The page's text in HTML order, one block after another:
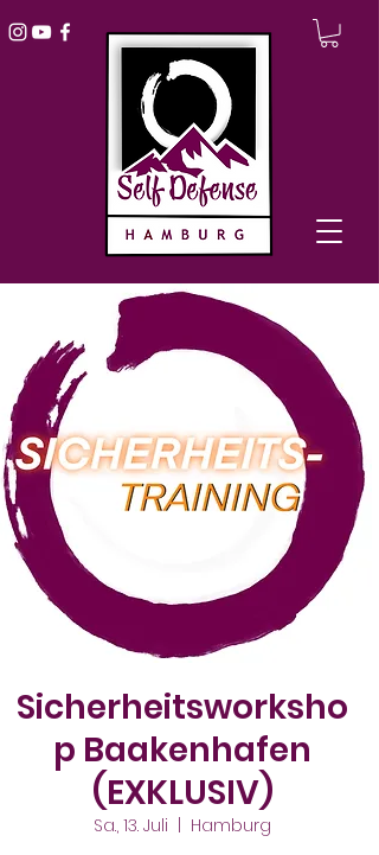
Sicherheitsworksho
p Baakenhafen
(EXKLUSIV)
Sa., 13. Juli
Hamburg